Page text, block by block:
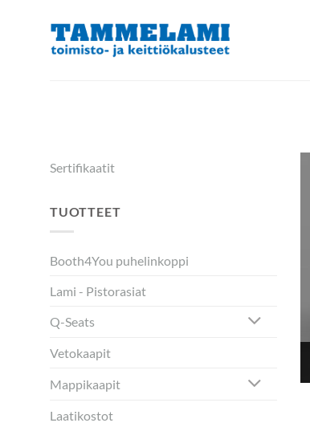
Sertifikaatit
TUOTTEET
Booth4You puhelinkoppi
Lami - Pistorasiat
Q-Seats
Vetokaapit
Mappikaapit
Laatikostot